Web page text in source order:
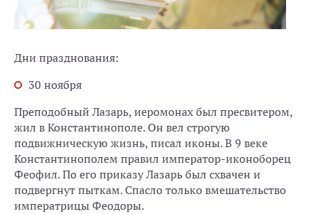
Дни празднования:
30 ноября
Преподобный Лазарь, иеромонах был пресвитером,
жил в Константинополе. Он вел строгую
подвижническую жизнь, писал иконы. В 9 веке
Константинополем правил император-иконоборец
Феофил. По его приказу Лазарь был схвачен и
подвергнут пыткам. Спасло только вмешательство
императрицы Феодоры.